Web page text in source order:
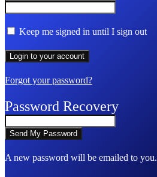
Keep me signed in until I sign out
Forgot your password?
Password Recovery
A new password will be emailed to you.